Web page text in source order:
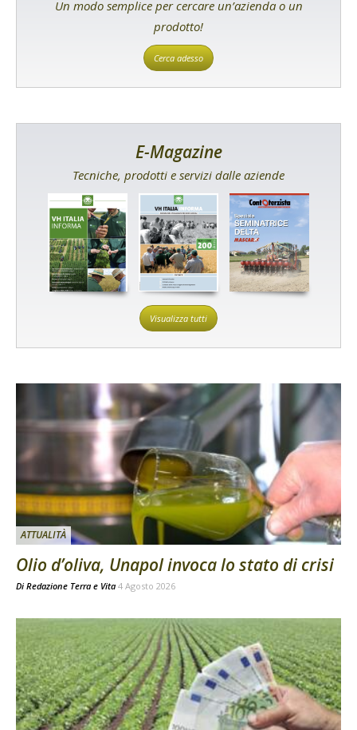
Un modo semplice per cercare un’azienda o un
prodotto!
Cerca adesso
E-Magazine
Tecniche, prodotti e servizi dalle aziende
Visualizza tutti
ATTUALITÀ
Olio d’oliva, Unapol invoca lo stato di crisi
Di Redazione Terra e Vita 4 Agosto 2026